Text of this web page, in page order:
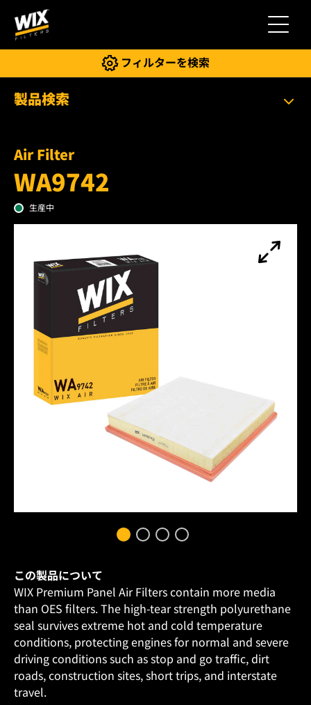
切り替え
フィルターを検索
製品検索
Air Filter
WA9742
生産中
この製品について
WIX Premium Panel Air Filters contain more media
than OES filters. The high-tear strength polyurethane
seal survives extreme hot and cold temperature
conditions, protecting engines for normal and severe
driving conditions such as stop and go traffic, dirt
roads, construction sites, short trips, and interstate
travel.